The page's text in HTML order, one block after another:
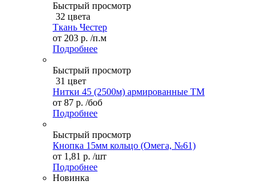
Быстрый просмотр
32 цвета
Ткань Честер
от 203 р. /п.м
Подробнее
Быстрый просмотр
31 цвет
Нитки 45 (2500м) армированные ТМ
от 87 р. /боб
Подробнее
Быстрый просмотр
Кнопка 15мм кольцо (Омега, №61)
от 1,81 р. /шт
Подробнее
Новинка